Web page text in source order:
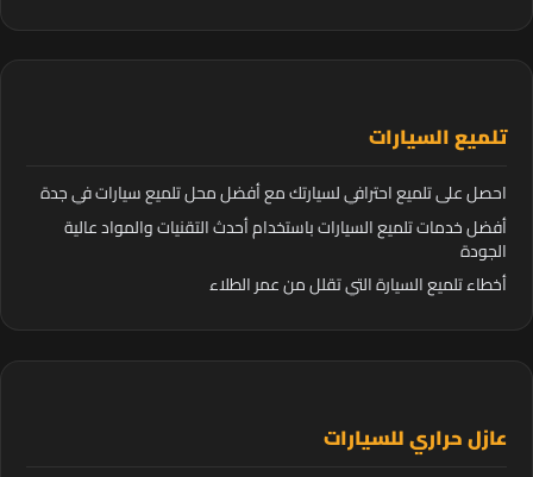
تلميع السيارات
احصل على تلميع احترافي لسيارتك مع أفضل محل تلميع سيارات في جدة
أفضل خدمات تلميع السيارات باستخدام أحدث التقنيات والمواد عالية
الجودة
أخطاء تلميع السيارة التي تقلل من عمر الطلاء
عازل حراري للسيارات